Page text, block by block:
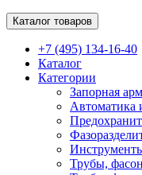
Каталог товаров
+7 (495) 134-16-40
Каталог
Категории
Запорная
Автоматика
Трубы,